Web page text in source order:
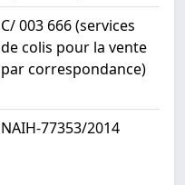
C/ 003 666 (services
de colis pour la vente
par correspondance)
NAIH-77353/2014